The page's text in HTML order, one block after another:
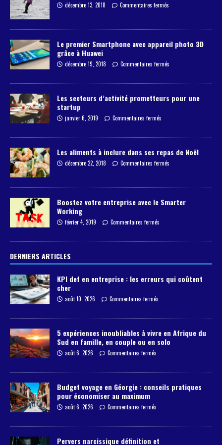
décembre 13, 2018 Commentaires fermés
Le premier Smartphone avec appareil photo 3D
grâce à Huawei
décembre 19, 2018 Commentaires fermés
Les secteurs d’activité prometteurs pour une
startup
janvier 6, 2019 Commentaires fermés
Les aliments à inclure dans ses repas de Noël
décembre 22, 2018 Commentaires fermés
Boostez votre entreprise avec le Smarter
Working
février 4, 2019 Commentaires fermés
DERNIERS ARTICLES
KPI def en entreprise : les erreurs qui coûtent
cher
août 10, 2026 Commentaires fermés
5 expériences inoubliables à vivre en Afrique du
Sud en famille, en couple ou en solo
août 6, 2026 Commentaires fermés
Budget voyage en Géorgie : conseils pratiques
pour économiser au maximum
août 6, 2026 Commentaires fermés
Pervers narcissique définition et